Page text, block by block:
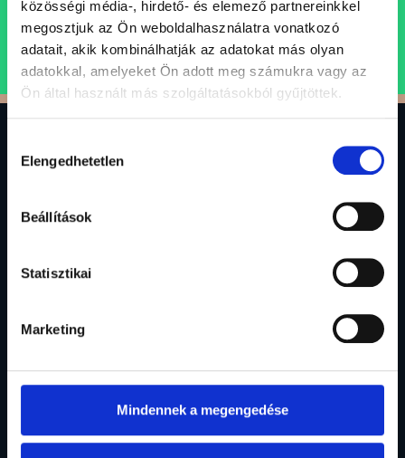
közösségi média-, hirdető- és elemező partnereinkkel
megosztjuk az Ön weboldalhasználatra vonatkozó
adatait, akik kombinálhatják az adatokat más olyan
adatokkal, amelyeket Ön adott meg számukra vagy az
Ön által használt más szolgáltatásokból gyűjtöttek.
kiválasztása
Elengedhetetlen
Beállítások
Statisztikai
Marketing
Mindennek a megengedése
ÁLLÁSAJÁNLATOK
Menedzsment
Elismerések
információk
alapok
Alapjaink
Fogalomtár
Vagyonkezelés
Intézményi
vagyonkezelés
Prémium
vagyonkezelés
0